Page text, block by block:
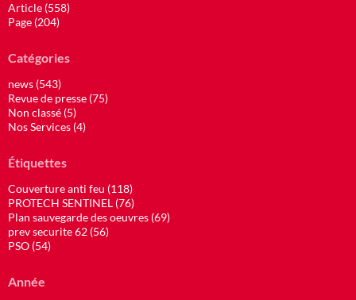
Article (558)
Page (204)
Catégories
news (543)
Revue de presse (75)
Non classé (5)
Nos Services (4)
Étiquettes
Couverture anti feu (118)
PROTECH SENTINEL (76)
Plan sauvegarde des oeuvres (69)
prev securite 62 (56)
PSO (54)
Année